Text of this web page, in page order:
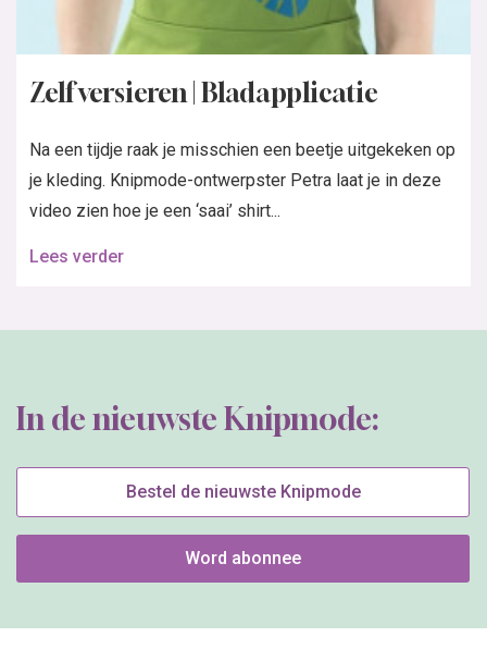
Zelf versieren | Bladapplicatie
Na een tijdje raak je misschien een beetje uitgekeken op
je kleding. Knipmode-ontwerpster Petra laat je in deze
video zien hoe je een ‘saai’ shirt...
Lees verder
In de nieuwste Knipmode:
Bestel de nieuwste Knipmode
Word abonnee